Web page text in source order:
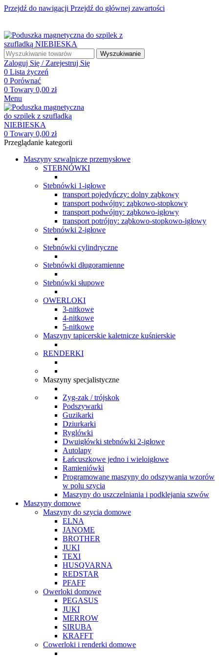
Przejdź do nawigacji Przejdź do głównej zawartości
Wyszukiwanie
Zaloguj Się / Zarejestruj Się
0 Lista życzeń
0 Porównać
0 Towary 0,00 zł
Menu
0 Towary 0,00 zł
Przeglądanie kategorii
Maszyny szwalnicze przemysłowe
STEBNÓWKI
Stebnówki 1-igłowe
transport pojedyńczy: dolny ząbkowy
transport podwójny: ząbkowo-stopkowy
transport podwójny: ząbkowo-igłowy
transport potrójny: ząbkowo-stopkowo-igłowy
Stebnówki 2-igłowe
Stebnówki cylindryczne
Stebnówki długoramienne
Stebnówki słupowe
OWERLOKI
3-nitkowe
4-nitkowe
5-nitkowe
Maszyny tapicerskie kaletnicze kuśnierskie
RENDERKI
Maszyny specjalistyczne
Zyg-zak / trójskok
Podszywarki
Guzikarki
Dziurkarki
Ryglówki
Dwuigłówki stebnówki 2-igłowe
Autolapy
Łańcuszkowe jedno i wieloigłowe
Ramieniówki
Programowane maszyny do odszywania wzorów
w polu szycia
Maszyny do uszczelniania i podklejania szwów
Maszyny domowe
Maszyny do szycia domowe
ELNA
JANOME
BROTHER
JUKI
TEXI
HUSQVARNA
REDSTAR
PFAFF
Owerloki domowe
PEGASUS
JUKI
MERROW
SIRUBA
KRAFFT
Cowerloki i renderki domowe